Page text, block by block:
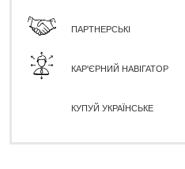
ПАРТНЕРСЬКІ
КАР'ЄРНИЙ НАВІГАТОР
КУПУЙ УКРАЇНСЬКЕ